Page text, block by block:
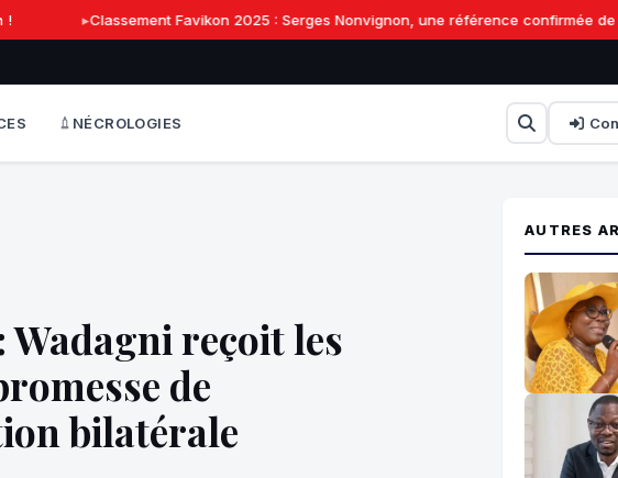
Classement Favikon 2025 : Serges Nonvignon, une référence confirmée de
NÉCROLOGIES
reçoit les
de
bilatérale
AUTRES